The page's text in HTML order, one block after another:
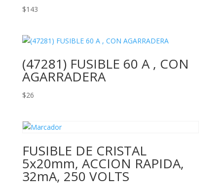
$143
(47281) FUSIBLE 60 A , CON
AGARRADERA
$26
FUSIBLE DE CRISTAL
5x20mm, ACCION RAPIDA,
32mA, 250 VOLTS